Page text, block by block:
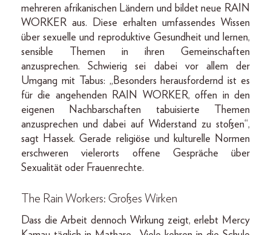
mehreren afrikanischen Ländern und bildet neue RAIN
WORKER aus. Diese erhalten umfassendes Wissen
über sexuelle und reproduktive Gesundheit und lernen,
sensible Themen in ihren Gemeinschaften
anzusprechen. Schwierig sei dabei vor allem der
Umgang mit Tabus: „Besonders herausfordernd ist es
für die angehenden RAIN WORKER, offen in den
eigenen Nachbarschaften tabuisierte Themen
anzusprechen und dabei auf Widerstand zu stoßen“,
sagt Hassek. Gerade religiöse und kulturelle Normen
erschweren vielerorts offene Gespräche über
Sexualität oder Frauenrechte.
The Rain Workers: Großes Wirken
Dass die Arbeit dennoch Wirkung zeigt, erlebt Mercy